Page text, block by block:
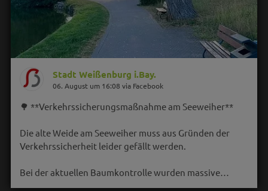
Stadt Weißenburg i.Bay.
06. August um 16:08 via Facebook
🌳 **Verkehrssicherungsmaßnahme am Seeweiher**
Die alte Weide am Seeweiher muss aus Gründen der
Verkehrssicherheit leider gefällt werden.
Bei der aktuellen Baumkontrolle wurden massive…